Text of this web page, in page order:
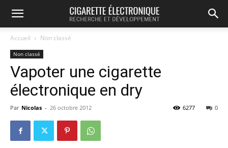
Accueil Non classé
Non classé
Vapoter une cigarette
électronique en dry
Par Nicolas - 26 octobre 2012 0
6277